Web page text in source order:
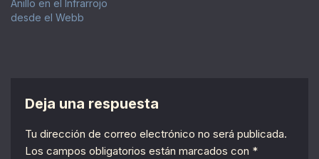
Anillo en el Infrarrojo
desde el Webb
Deja una respuesta
Tu dirección de correo electrónico no será publicada.
Los campos obligatorios están marcados con *